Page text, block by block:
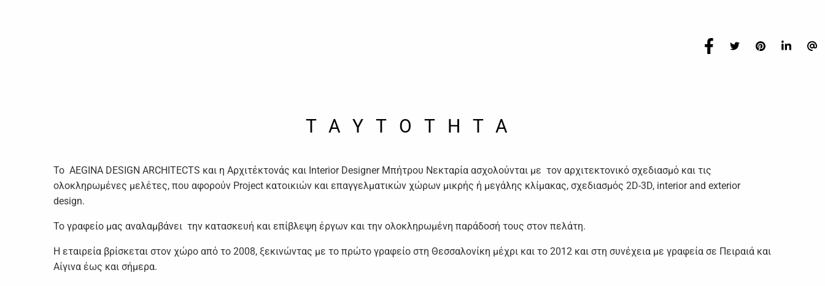
TAYTOTHTA
To AEGINA DESIGN ARCHITECTS και η Αρχιτέκτονάς και Interior Designer Μπήτρου Νεκταρία ασχολούνται με τον αρχιτεκτονικό σχεδιασμό και τις
ολοκληρωμένες μελέτες, που αφορούν Project κατοικιών και επαγγελματικών χώρων μικρής ή μεγάλης κλίμακας, σχεδιασμός 2D-3D, interior and exterior
design.
Το γραφείο μας αναλαμβάνει την κατασκευή και επίβλεψη έργων και την ολοκληρωμένη παράδοσή τους στον πελάτη.
Η εταιρεία βρίσκεται στον χώρο από το 2008, ξεκινώντας με το πρώτο γραφείο στη Θεσσαλονίκη μέχρι και το 2012 και στη συνέχεια με γραφεία σε Πειραιά και
Αίγινα έως και σήμερα.